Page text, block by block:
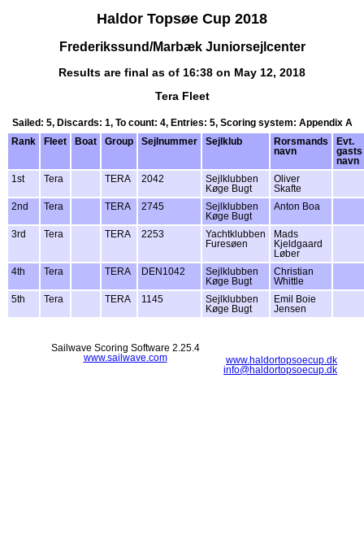
Haldor Topsøe Cup 2018
Frederikssund/Marbæk Juniorsejlcenter
Results are final as of 16:38 on May 12, 2018
Tera Fleet
Sailed: 5, Discards: 1, To count: 4, Entries: 5, Scoring system: Appendix A
Rank
Fleet Boat Group Sejlnummer Sejlklub
Rorsmands
navn
Evt.
gasts
navn
1st
Tera TERA 2042
Sejlklubben
Køge Bugt
Oliver
Skafte
2nd
Tera TERA 2745
Sejlklubben
Køge Bugt
Anton Boa
3rd Tera TERA 2253
Yachtklubben
Furesøen
Mads
Kjeldgaard
Løber
4th
Tera TERA DEN1042
Sejlklubben
Køge Bugt
Christian
Whittle
5th
Tera TERA 1145
Sejlklubben
Køge Bugt
Emil Boie
Jensen
www.haldortopsoecup.dk
info@haldortopsoecup.dk
Sailwave Scoring Software 2.25.4
www.sailwave.com